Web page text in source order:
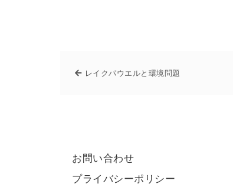
レイクパウエルと環境問題
お問い合わせ
プライバシーポリシー